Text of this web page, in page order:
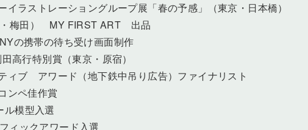
ストレーショングループ展「春の予感」（東京・日本橋）
田） MY FIRST ART 出品
帯の待ち受け画面制作
特別賞（東京・原宿）
アワード（地下鉄中吊り広告）ファイナリスト
ペ佳作賞
模型入選
クアワード入選